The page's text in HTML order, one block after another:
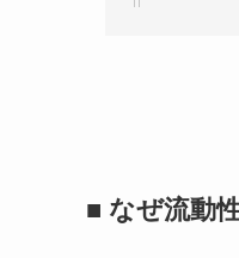
■ なぜ流動